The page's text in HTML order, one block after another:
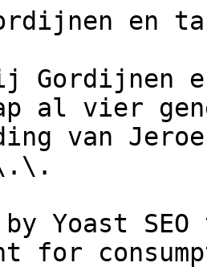
en
Gordijnen
al vier
van
by Yoast
for